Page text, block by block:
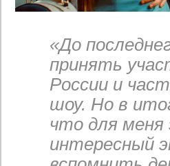
«До
принять
России и
шоу. Но в
что для
интересный